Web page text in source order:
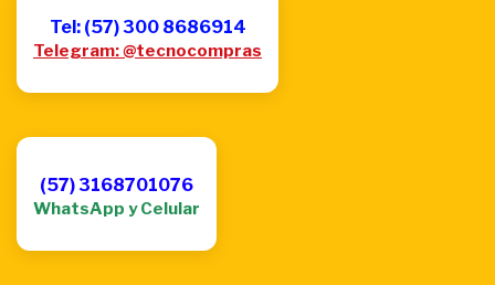
Tel: (57) 300 8686914
Telegram: @tecnocompras
(57) 3168701076
WhatsApp y Celular